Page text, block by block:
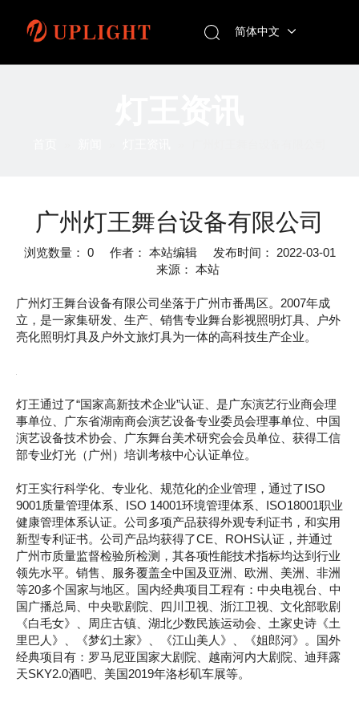
简体中文
广州灯王舞台设备有限公司
浏览数量： 0作者： 本站编辑 发布时间： 2022-03-01
来源： 本站
广州灯王舞台设备有限公司坐落于广州市番禺区。2007年成
立，是一家集研发、生产、销售专业舞台影视照明灯具、户外
亮化照明灯具及户外文旅灯具为一体的高科技生产企业。
灯王通过了“国家高新技术企业”认证、是广东演艺行业商会理
事单位、广东省湖南商会演艺设备专业委员会理事单位、中国
演艺设备技术协会、广东舞台美术研究会会员单位、获得工信
部专业灯光（广州）培训考核中心认证单位。
灯王实行科学化、专业化、规范化的企业管理，通过了ISO
9001质量管理体系、ISO 14001环境管理体系、ISO18001职业
健康管理体系认证。公司多项产品获得外观专利证书，和实用
新型专利证书。公司产品均获得了CE、ROHS认证，并通过
广州市质量监督检验所检测，其各项性能技术指标均达到行业
领先水平。销售、服务覆盖全中国及亚洲、欧洲、美洲、非洲
等20多个国家与地区。国内经典项目工程有：中央电视台、中
国广播总局、中央歌剧院、四川卫视、浙江卫视、文化部歌剧
《白毛女》、周庄古镇、湖北少数民族运动会、土家史诗《土
里巴人》、《梦幻土家》、《江山美人》、《姐郎河》。国外
经典项目有：罗马尼亚国家大剧院、越南河内大剧院、迪拜露
天SKY2.0酒吧、美国2019年洛杉矶车展等。